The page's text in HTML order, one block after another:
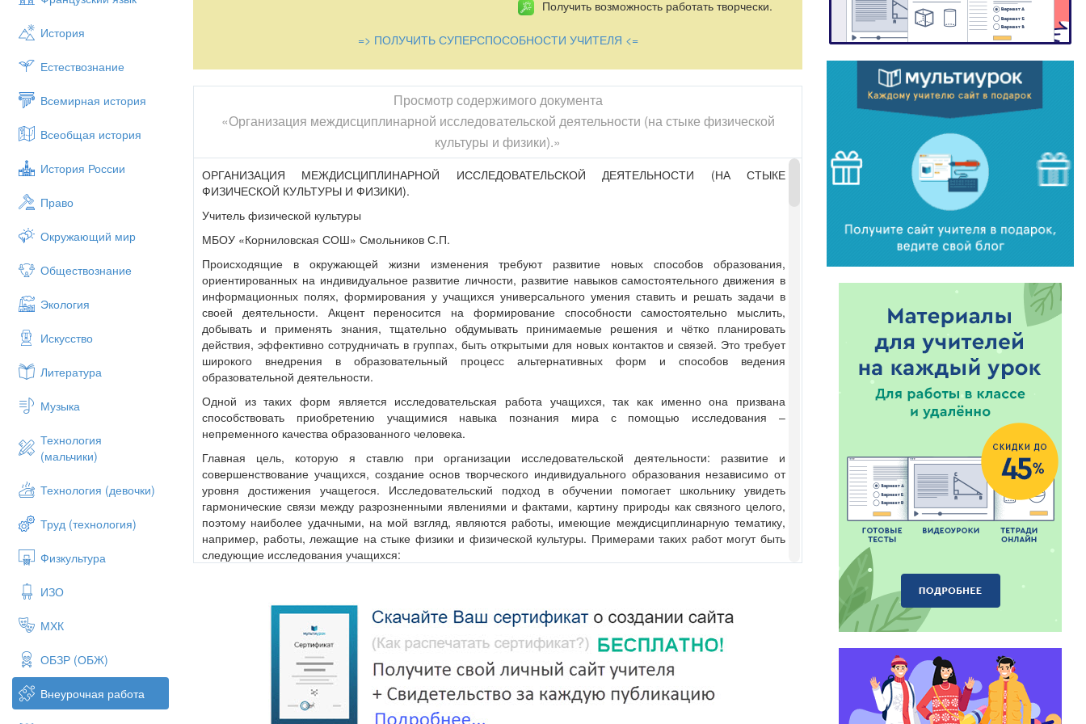
История
Естествознание
Всемирная история
Всеобщая история
История России
Право
Окружающий мир
Обществознание
Экология
Искусство
Литература
Музыка
Технология
(мальчики)
Технология (девочки)
Труд (технология)
Физкультура
ИЗО
МХК
ОБЗР (ОБЖ)
Внеурочная работа
между разрозненными явлениями и фактами, картину природы как связного целого, поэтому наиболее
лежащие на стыке физики и физической культуры. Примерами таких работ могут быть следующие исследования
1. Тема«Физика и спорт»
Цель: определение работы и мощности учащихся при различных физических нагрузках.
Для достижения заявленной цели необходимо решить следующие задачи:
1) определение механической работы при прыжках в длину или в высоту;
2) определение средней скорости при беге на дистанцию 60м или 100м.
С помощью знаний, полученных на уроках физической культуры, в данной работе можно освятить следующие
моменты: основы техники бега на заявленную дистанцию и прыжков; основные факторы, определяющие
спортивные результаты в беге и прыжках; характеристики основных частей техники бега и прыжков. Знания из
уроков физики, анализ научной литературы помогут рассчитать силы, под воздействием которых спортсмен
может получить травму при выполнении данного физического упражнения (например, получить перелом кости).
Анализа результатов тестирования конкретного ученика за 2-3 года позволит сделать вывод: с увеличением
опыта соревнований скорость увеличивается;
с увеличением длины дистанции мощность, которую развивает спортсмен, как правило, уменьшается.
2. Тема«Познай себя»
Цель – изучение собственного физического развития.
Задачи:
1) определить личностные антропологические и физиологические
характеристики организма;
2) сравнить индивидуальные данные с градациями шкалы;
3) применить знания, полученные на уроках физики для изучения
особенностей физического развития собственного организма;
4) оценить собственное физическое развитие.
антропологических измерений можно взять рост исследуемого, его массу и обхват груди. К основным
физиометрическим признакам относятся: частота сердечных сокращений (ЧСС), показатели артериального давления,
жизненная ёмкость лёгких (ЖЁЛ), сила кисти.
Определить уровень физического развития можно, прежде всего, с помощью антропометрии. Уровень физического
развития оценивается с помощью двух методов:
а) антропологических стандартов,
Получить возможность работать творчески.
=> ПОЛУЧИТЬ СУПЕРСПОСОБНОСТИ УЧИТЕЛЯ <=
Просмотр содержимого документа
«Организация междисциплинарной исследовательской деятельности (на стыке физической
культуры и физики).»
ОРГАНИЗАЦИЯ МЕЖДИСЦИПЛИНАРНОЙ ИССЛЕДОВАТЕЛЬСКОЙ ДЕЯТЕЛЬНОСТИ (НА СТЫКЕ
ФИЗИЧЕСКОЙ КУЛЬТУРЫ И ФИЗИКИ).
Учитель физической культуры
МБОУ «Корниловская СОШ» Смольников С.П.
Происходящие в окружающей жизни изменения требуют развитие новых способов образования,
ориентированных на индивидуальное развитие личности, развитие навыков самостоятельного движения в
информационных полях, формирования у учащихся универсального умения ставить и решать задачи в
своей деятельности. Акцент переносится на формирование способности самостоятельно мыслить,
добывать и применять знания, тщательно обдумывать принимаемые решения и чётко планировать
действия, эффективно сотрудничать в группах, быть открытыми для новых контактов и связей. Это требует
широкого внедрения в образовательный процесс альтернативных форм и способов ведения
образовательной деятельности.
Одной из таких форм является исследовательская работа учащихся, так как именно она призвана
способствовать приобретению учащимися навыка познания мира с помощью исследования –
непременного качества образованного человека.
Главная цель, которую я ставлю при организации исследовательской деятельности: развитие и
совершенствование учащихся, создание основ творческого индивидуального образования независимо от
уровня достижения учащегося. Исследовательский подход в обучении помогает школьнику увидеть
гармонические связи между разрозненными явлениями и фактами, картину природы как связного целого,
поэтому наиболее удачными, на мой взгляд, являются работы, имеющие междисциплинарную тематику,
например, работы, лежащие на стыке физики и физической культуры. Примерами таких работ могут быть
следующие исследования учащихся:
Цель: определение работы и мощности учащихся при различных физических нагрузках.
Для достижения заявленной цели необходимо решить следующие задачи:
1) определение механической работы при прыжках в длину или в высоту;
2) определение средней скорости при беге на дистанцию 60м или 100м.
С помощью знаний, полученных на уроках физической культуры, в данной работе можно освятить
следующие моменты: основы техники бега на заявленную дистанцию и прыжков; основные факторы,